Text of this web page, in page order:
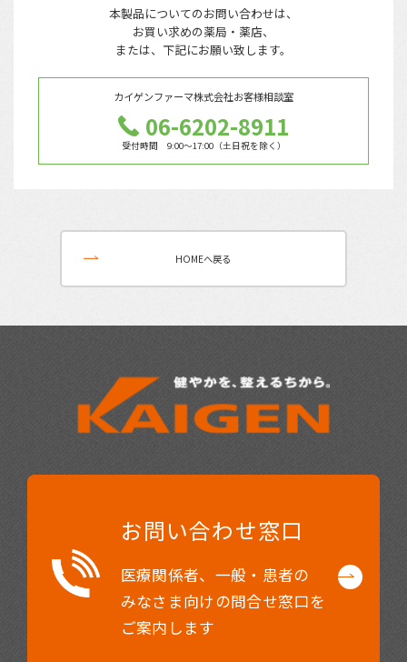
本製品についてのお問い合わせは、
お買い求めの薬局・薬店、
または、下記にお願い致します。
カイゲンファーマ株式会社お客様相談室
06-6202-8911
受付時間 9:00〜17:00（土日祝を除く）
HOMEへ戻る
お問い合わせ窓口
医療関係者、一般・患者の
みなさま向けの問合せ窓口を
ご案内します